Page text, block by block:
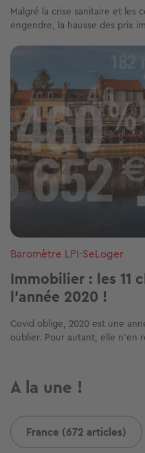
Malgré la crise sanitaire et les
engendre, la hausse des prix
Image
Baromètre LPI-SeLoger
Immobilier : les 11
l'année 2020 !
Covid oblige, 2020 est une
oublier. Pour autant, elle n’en
A la une !
France (672 articles)